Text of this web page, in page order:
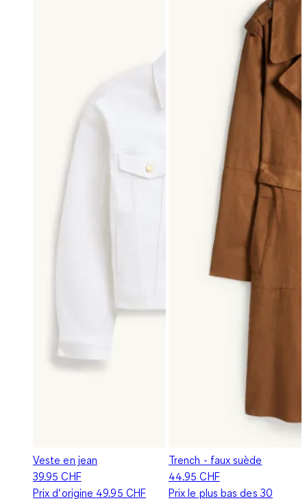
Veste en jean
39.95 CHF
Prix d‘origine 49.95 CHF
Trench - faux suède
44.95 CHF
Prix le plus bas des 30